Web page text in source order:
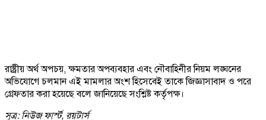
রাষ্ট্রীয় অর্থ অপচয়, ক্ষমতার অপব্যবহার এবং নৌবাহিনীর নিয়ম লঙ্ঘনের
অভিযোগে চলমান এই মামলার অংশ হিসেবেই তাকে জিজ্ঞাসাবাদ ও পরে
গ্রেফতার করা হয়েছে বলে জানিয়েছে সংশ্লিষ্ট কর্তৃপক্ষ।
সূত্র: নিউজ ফার্স্ট, রয়টার্স